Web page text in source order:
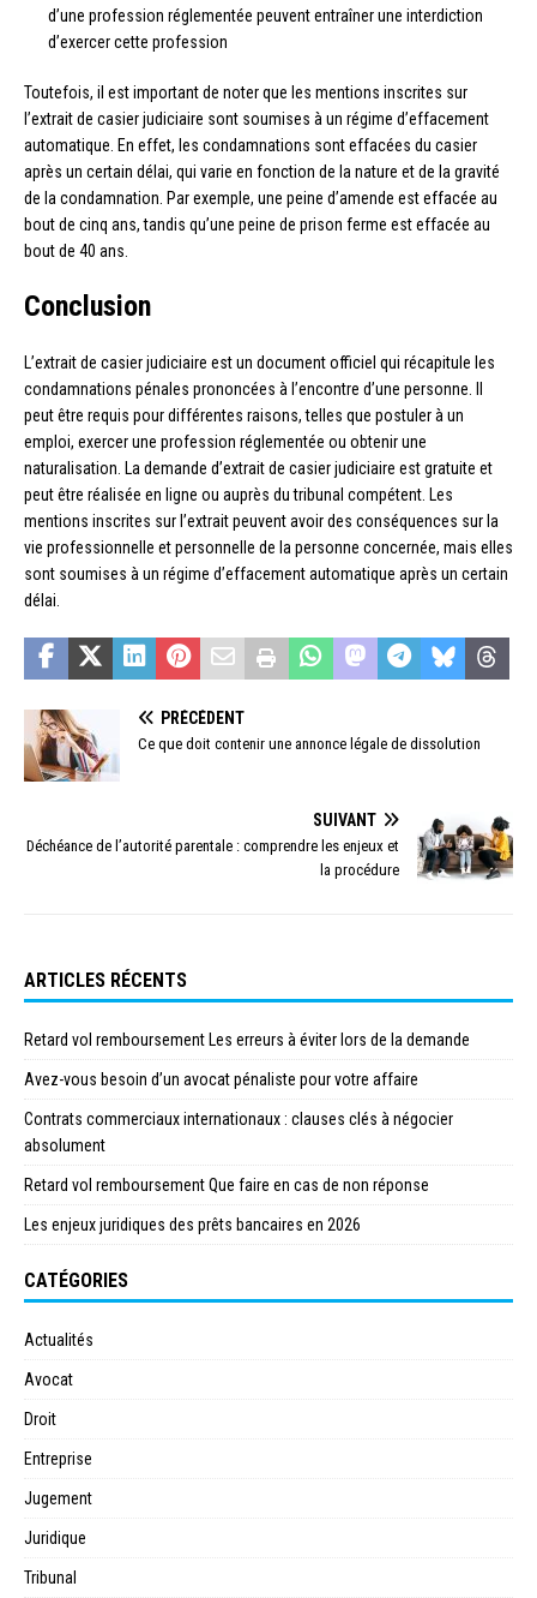
d’une profession réglementée peuvent entraîner une interdiction
d’exercer cette profession
Toutefois, il est important de noter que les mentions inscrites sur
l’extrait de casier judiciaire sont soumises à un régime d’effacement
automatique. En effet, les condamnations sont effacées du casier
après un certain délai, qui varie en fonction de la nature et de la gravité
de la condamnation. Par exemple, une peine d’amende est effacée au
bout de cinq ans, tandis qu’une peine de prison ferme est effacée au
bout de 40 ans.
Conclusion
L’extrait de casier judiciaire est un document officiel qui récapitule les
condamnations pénales prononcées à l’encontre d’une personne. Il
peut être requis pour différentes raisons, telles que postuler à un
emploi, exercer une profession réglementée ou obtenir une
naturalisation. La demande d’extrait de casier judiciaire est gratuite et
peut être réalisée en ligne ou auprès du tribunal compétent. Les
mentions inscrites sur l’extrait peuvent avoir des conséquences sur la
vie professionnelle et personnelle de la personne concernée, mais elles
sont soumises à un régime d’effacement automatique après un certain
délai.
PRÉCÉDENT
Ce que doit contenir une annonce légale de dissolution
SUIVANT
Déchéance de l’autorité parentale : comprendre les enjeux et
la procédure
ARTICLES RÉCENTS
Retard vol remboursement Les erreurs à éviter lors de la demande
Avez-vous besoin d’un avocat pénaliste pour votre affaire
Contrats commerciaux internationaux : clauses clés à négocier
absolument
Retard vol remboursement Que faire en cas de non réponse
Les enjeux juridiques des prêts bancaires en 2026
CATÉGORIES
Actualités
Avocat
Droit
Entreprise
Jugement
Juridique
Tribunal